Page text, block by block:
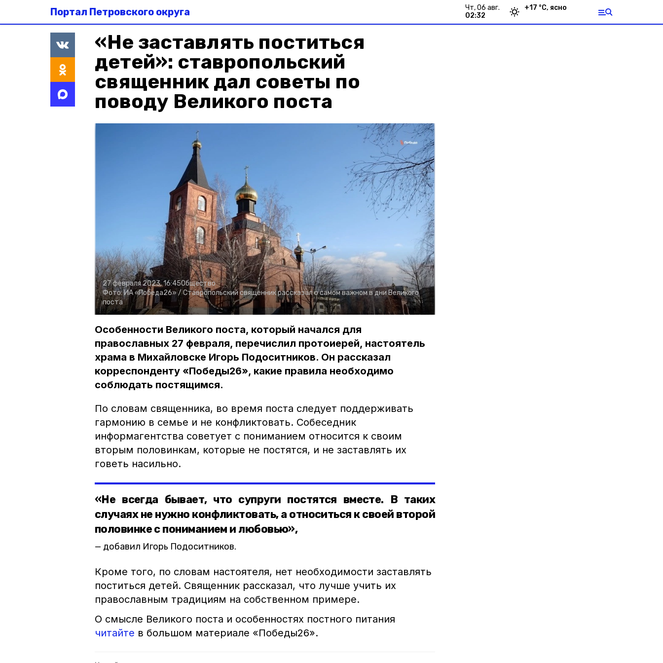
Портал Петровского округа
чт, 06 авг.
02:32
+17 °С, ясно
«Не заставлять поститься
детей»: ставропольский
священник дал советы по
поводу Великого поста
27 февраля 2023, 16:45Общество
Фото:ИА «Победа26» /Ставропольский священник рассказал о самом важном в дни Великого
поста
Особенности Великого поста, который начался для
православных 27 февраля, перечислил протоиерей, настоятель
храма в Михайловске Игорь Подоситников. Он рассказал
корреспонденту «Победы26», какие правила необходимо
соблюдать постящимся.
По словам священника, во время поста следует поддерживать
гармонию в семье и не конфликтовать. Собеседник
информагентства советует с пониманием относится к своим
вторым половинкам, которые не постятся, и не заставлять их
говеть насильно.
«Не всегда бывает, что супруги постятся вместе. В таких
случаях не нужно конфликтовать, а относиться к своей второй
половинке с пониманием и любовью»,
добавил Игорь Подоситников.
Кроме того, по словам настоятеля, нет необходимости заставлять
поститься детей. Священник рассказал, что лучше учить их
православным традициям на собственном примере.
О смысле Великого поста и особенностях постного питания
читайте в большом материале «Победы26».